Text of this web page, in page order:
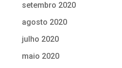
setembro 2020
agosto 2020
julho 2020
maio 2020